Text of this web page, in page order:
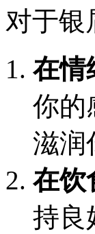
对于银
在情
你的
滋润
在饮
持良